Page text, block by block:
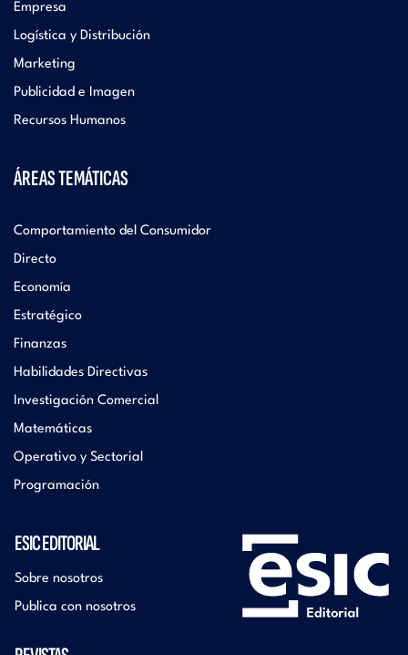
Empresa
Logística y Distribución
Marketing
Publicidad e Imagen
Recursos Humanos
ÁREAS TEMÁTICAS
Comportamiento del Consumidor
Directo
Economía
Estratégico
Finanzas
Habilidades Directivas
Investigación Comercial
Matemáticas
Operativo y Sectorial
Programación
ESIC EDITORIAL
Sobre nosotros
Publica con nosotros